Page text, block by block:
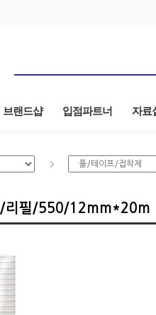
브랜드샵 입점파트너 자료
/리필/550/12mm*20m